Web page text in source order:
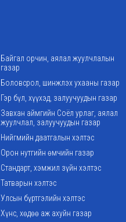
Байгал орчин, аялал жуулчлалын
газар
Боловсрол, шинжлэх ухааны газар
Гэр бүл, хүүхэд, залуучуудын газар
Завхан аймгийн Соёл урлаг, аялал
жуулчлал, залуучуудын газар
Нийгмийн даатгалын хэлтэс
Орон нутгийн өмчийн газар
Стандарт, хэмжил зүйн хэлтэс
Татварын хэлтэс
Улсын бүртгэлийн хэлтэс
Хүнс, хөдөө аж ахуйн газар